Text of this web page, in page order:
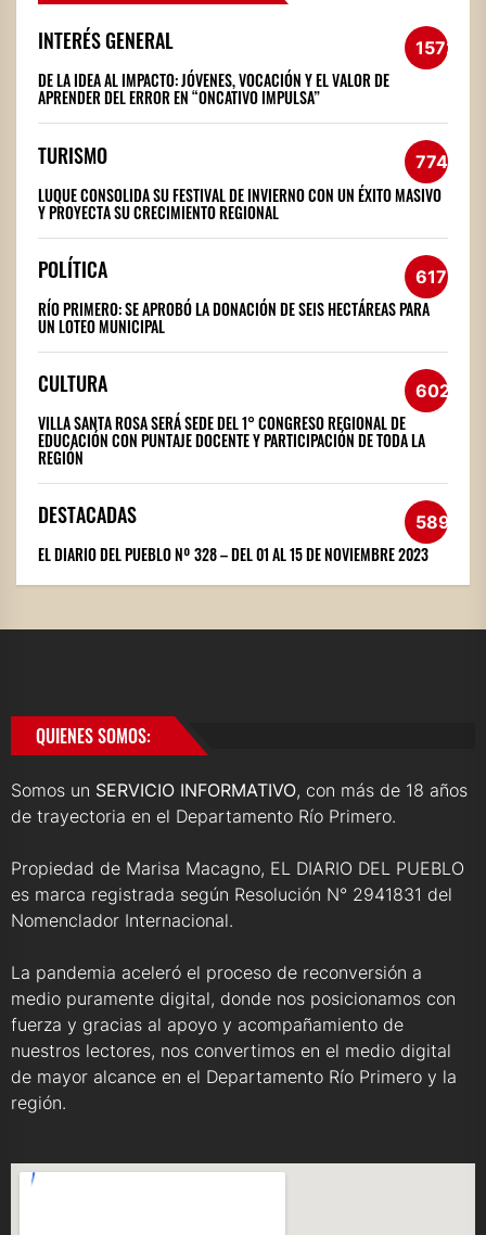
INTERÉS GENERAL 1572
DE LA IDEA AL IMPACTO: JÓVENES, VOCACIÓN Y EL VALOR DE
APRENDER DEL ERROR EN “ONCATIVO IMPULSA”
TURISMO 774
LUQUE CONSOLIDA SU FESTIVAL DE INVIERNO CON UN ÉXITO MASIVO
Y PROYECTA SU CRECIMIENTO REGIONAL
POLÍTICA 617
RÍO PRIMERO: SE APROBÓ LA DONACIÓN DE SEIS HECTÁREAS PARA
UN LOTEO MUNICIPAL
CULTURA 602
VILLA SANTA ROSA SERÁ SEDE DEL 1° CONGRESO REGIONAL DE
EDUCACIÓN CON PUNTAJE DOCENTE Y PARTICIPACIÓN DE TODA LA
REGIÓN
DESTACADAS 589
EL DIARIO DEL PUEBLO Nº 328 – DEL 01 AL 15 DE NOVIEMBRE 2023
QUIENES SOMOS:
Somos un SERVICIO INFORMATIVO, con más de 18 años
de trayectoria en el Departamento Río Primero.
Propiedad de Marisa Macagno, EL DIARIO DEL PUEBLO
es marca registrada según Resolución N° 2941831 del
Nomenclador Internacional.
La pandemia aceleró el proceso de reconversión a
medio puramente digital, donde nos posicionamos con
fuerza y gracias al apoyo y acompañamiento de
nuestros lectores, nos convertimos en el medio digital
de mayor alcance en el Departamento Río Primero y la
región.